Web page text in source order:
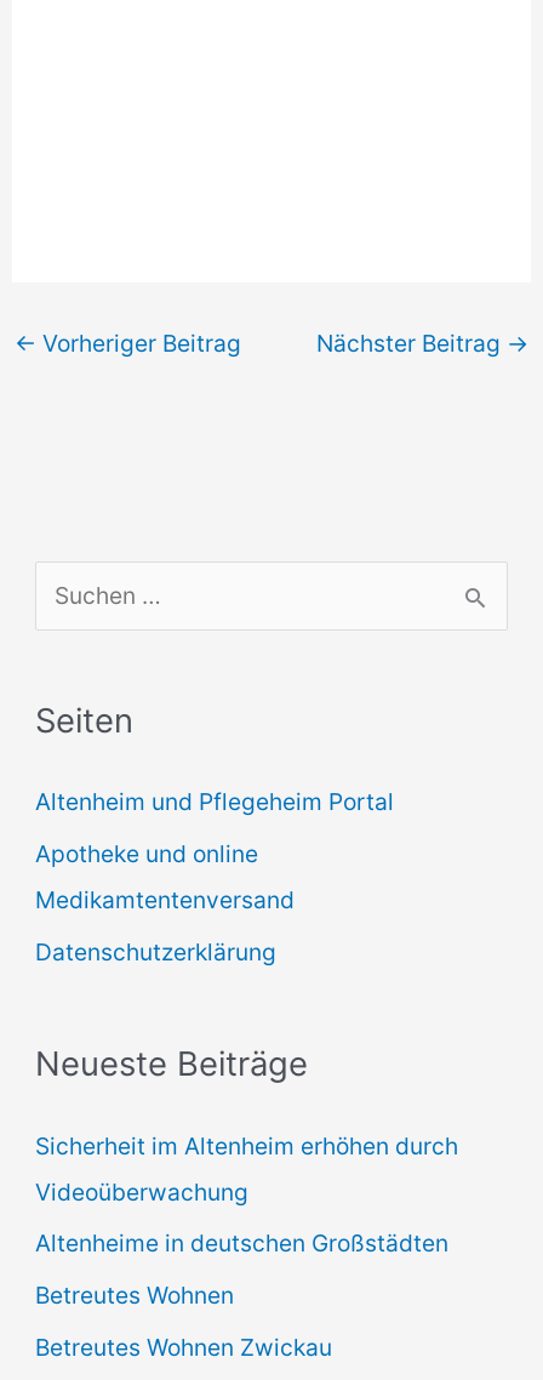
← Vorheriger Beitrag Nächster Beitrag →
u
h
n
n
a
c
:
Seiten
Altenheim und Pflegeheim Portal
Apotheke und online
Medikamtentenversand
Datenschutzerklärung
Neueste Beiträge
Sicherheit im Altenheim erhöhen durch
Videoüberwachung
Altenheime in deutschen Großstädten
Betreutes Wohnen
Betreutes Wohnen Zwickau